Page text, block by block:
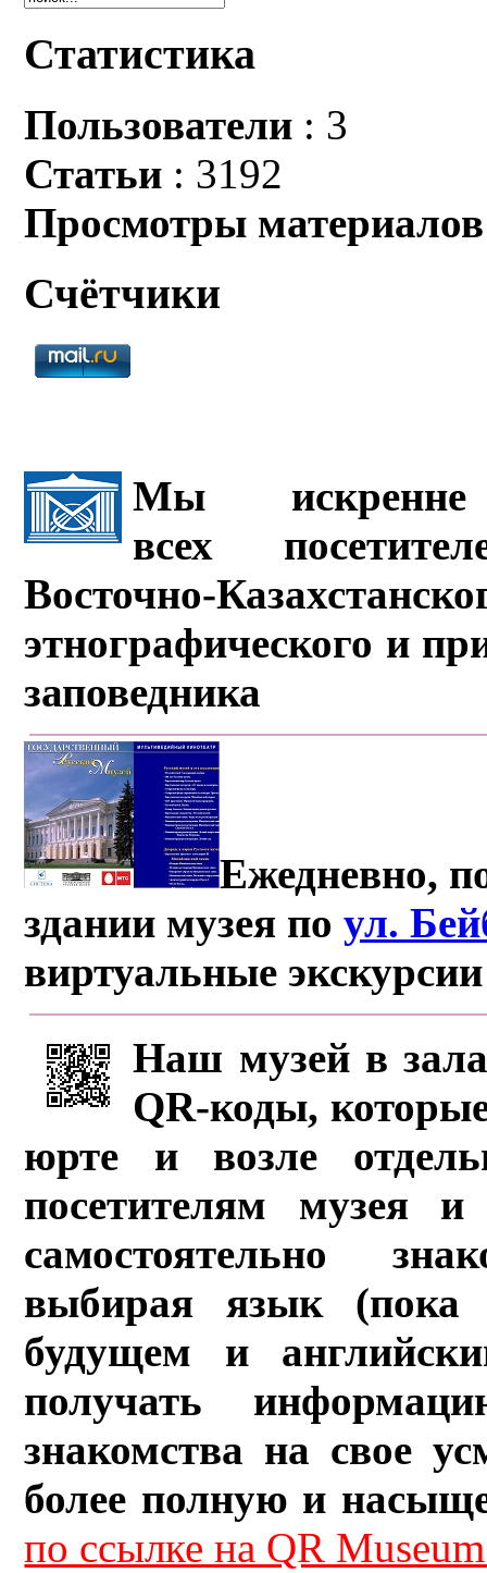
Статистика
Пользователи : 3
Статьи : 3192
Просмотры материалов
Счётчики
Мы искренне
всех
Восточно-
этнографического и
заповедника
Ежедневно,
здании музея поул.
виртуальные
Наш музей в
QR-коды,
юрте и возле
посетителям музея и
самостоятельно
выбирая язык (пока
будущем и
получать
знакомства на свое
более полную и
по ссылке на QR